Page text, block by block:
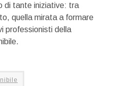
di tante iniziative: tra
quella mirata a formare
professionisti della